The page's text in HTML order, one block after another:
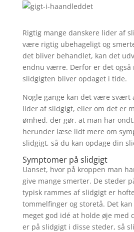
Rigtig mange danskere lider af
være rigtig ubehageligt og
det bliver behandlet, kan det
endnu værre. Derfor er det også
slidgigten bliver opdaget i tide.
Nogle gange kan det være svært
lider af slidgigt, eller om det er
ømhed, der gør, at man har
herunder læse lidt mere om
slidgigt, så du kan opdage din
Symptomer på slidgigt
Uanset, hvor på kroppen man
give mange smerter. De steder
typisk rammes af slidgigt er
tommelfinger og storetå. Det
meget god idé at holde øje med
er på slidgigt i disse steder, så